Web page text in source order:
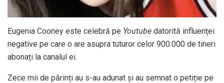
Eugenia Cooney este celebră pe Youtube datorită influenței
negative pe care o are asupra tuturor celor 900.000 de tineri
abonați la canalul ei.
Zece mii de părinți au s-au adunat și au semnat o petiție pe